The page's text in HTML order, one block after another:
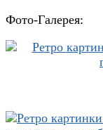
Фото-Галерея: